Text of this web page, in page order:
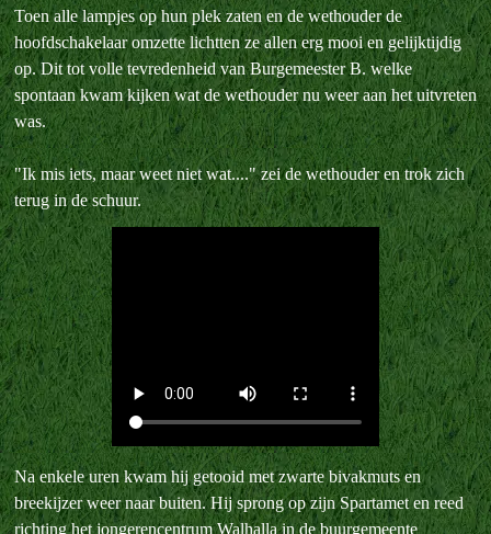
Toen alle lampjes op hun plek zaten en de wethouder de
hoofdschakelaar omzette lichtten ze allen erg mooi en gelijktijdig
op. Dit tot volle tevredenheid van Burgemeester B. welke
spontaan kwam kijken wat de wethouder nu weer aan het uitvreten
was.
"Ik mis iets, maar weet niet wat...." zei de wethouder en trok zich
terug in de schuur.
Na enkele uren kwam hij getooid met zwarte bivakmuts en
breekijzer weer naar buiten. Hij sprong op zijn Spartamet en reed
richting het jongerencentrum Walhalla in de buurgemeente